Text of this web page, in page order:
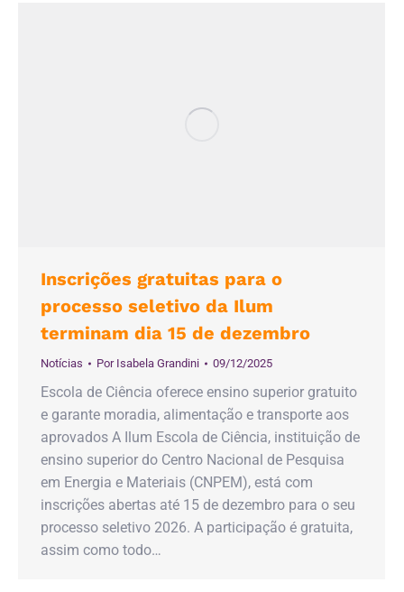
Inscrições gratuitas para o
processo seletivo da Ilum
terminam dia 15 de dezembro
Notícias Por Isabela Grandini 09/12/2025
Escola de Ciência oferece ensino superior gratuito
e garante moradia, alimentação e transporte aos
aprovados A Ilum Escola de Ciência, instituição de
ensino superior do Centro Nacional de Pesquisa
em Energia e Materiais (CNPEM), está com
inscrições abertas até 15 de dezembro para o seu
processo seletivo 2026. A participação é gratuita,
assim como todo…